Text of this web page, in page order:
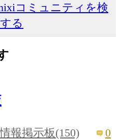
コミュニティを検
る
報掲示板(150) 0